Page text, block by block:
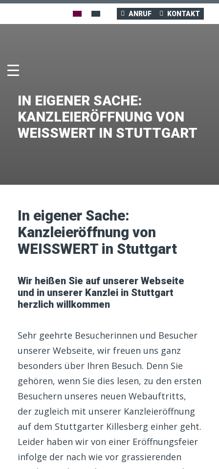
ANRUF KONTAKT
IN EIGENER SACHE:
KANZLEIERÖFFNUNG VON
WEISSWERT IN STUTTGART
In eigener Sache:
Kanzleieröffnung von
WEISSWERT in Stuttgart
Wir heißen Sie auf unserer Webseite
und in unserer Kanzlei in Stuttgart
herzlich willkommen
Sehr geehrte Besucherinnen und Besucher
unserer Webseite, wir freuen uns ganz
besonders über Ihren Besuch. Denn Sie
gehören, wenn Sie dies lesen, zu den ersten
Besuchern unseres neuen Webauftritts,
der zugleich mit unserer Kanzleieröffnung
auf dem Stuttgarter Killesberg einher geht.
Leider haben wir von einer Eröffnungsfeier
infolge der nach wie vor grassierenden